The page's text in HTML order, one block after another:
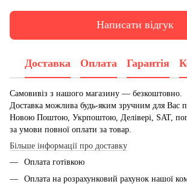
Написати відгук
Доставка Оплата Гарантія
Самовивіз з нашого магазину — безкоштовно.
Доставка можлива будь-яким зручним для Вас
Новою Поштою, Укрпоштою, Делівері, SAT,
за умови повної оплати за товар.
Більше інформації про доставку
Оплата готівкою
Оплата на розрахунковий рахунок нашої